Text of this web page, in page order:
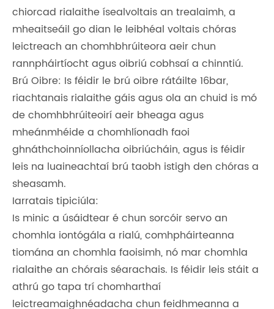
chiorcad rialaithe ísealvoltais an trealaimh, a
mheaitseáil go dian le leibhéal voltais chóras
leictreach an chomhbhrúiteora aeir chun
rannpháirtíocht agus oibriú cobhsaí a chinntiú.
Brú Oibre: Is féidir le brú oibre rátáilte 16bar,
riachtanais rialaithe gáis agus ola an chuid is mó
de chomhbhrúiteoirí aeir bheaga agus
mheánmhéide a chomhlíonadh faoi
ghnáthchoinníollacha oibriúcháin, agus is féidir
leis na luaineachtaí brú taobh istigh den chóras a
sheasamh.
Iarratais tipiciúla:
Is minic a úsáidtear é chun sorcóir servo an
chomhla iontógála a rialú, comhpháirteanna
tiomána an chomhla faoisimh, nó mar chomhla
rialaithe an chórais séarachais. Is féidir leis stáit a
athrú go tapa trí chomharthaí
leictreamaighnéadacha chun feidhmeanna a